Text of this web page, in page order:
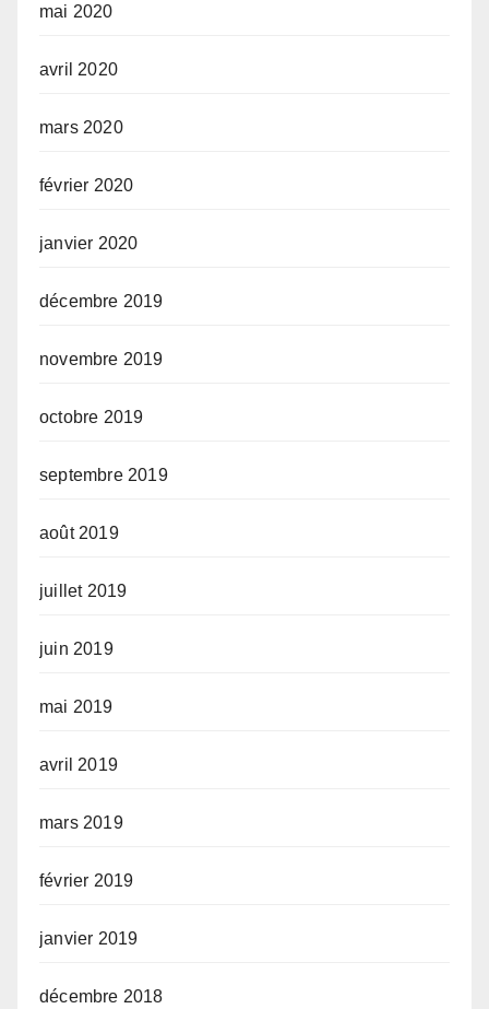
mai 2020
avril 2020
mars 2020
février 2020
janvier 2020
décembre 2019
novembre 2019
octobre 2019
septembre 2019
août 2019
juillet 2019
juin 2019
mai 2019
avril 2019
mars 2019
février 2019
janvier 2019
décembre 2018